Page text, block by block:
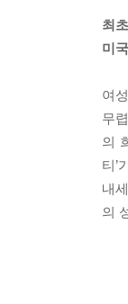
최
미
여
무
의
티’
내
의